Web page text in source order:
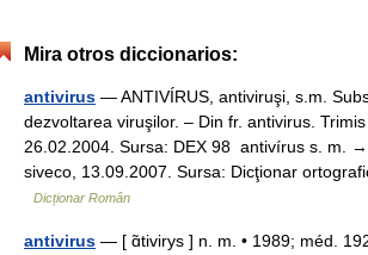
Mira otros diccionarios:
antivirus — ANTIVÍRUS, antiviruşi, s.m.
dezvoltarea viruşilor. – Din fr. antivirus.
26.02.2004. Sursa: DEX 98 antivírus s. m.
siveco, 13.09.2007. Sursa: Dicţionar
Dicționar Român
antivirus — [ ɑ̃tivirys ] n. m. • 1989; méd.